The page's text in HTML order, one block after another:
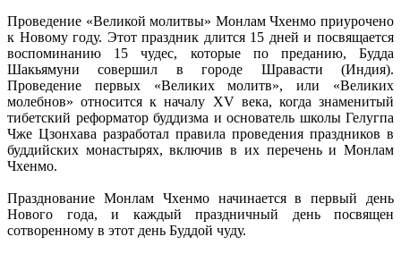
Проведение «Великой молитвы» Монлам Чхенмо приурочено
к Новому году. Этот праздник длится 15 дней и посвящается
воспоминанию 15 чудес, которые по преданию, Будда
Шакьямуни совершил в городе Шравасти (Индия).
Проведение первых «Великих молитв», или «Великих
молебнов» относится к началу XV века, когда знаменитый
тибетский реформатор буддизма и основатель школы Гелугпа
Чже Цзонхава разработал правила проведения праздников в
буддийских монастырях, включив в их перечень и Монлам
Чхенмо.
Празднование Монлам Чхенмо начинается в первый день
Нового года, и каждый праздничный день посвящен
сотворенному в этот день Буддой чуду.